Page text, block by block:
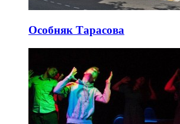
Особняк Тарасова